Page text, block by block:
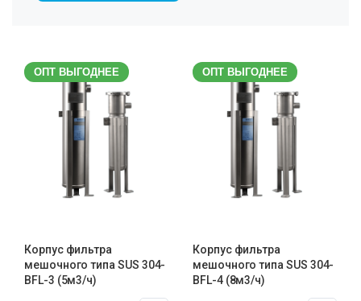
ОПТ ВЫГОДНЕЕ
Корпус фильтра
мешочного типа SUS 304-
BFL-3 (5м3/ч)
ОПТ ВЫГОДНЕЕ
Корпус фильтра
мешочного типа SUS 304-
BFL-4 (8м3/ч)